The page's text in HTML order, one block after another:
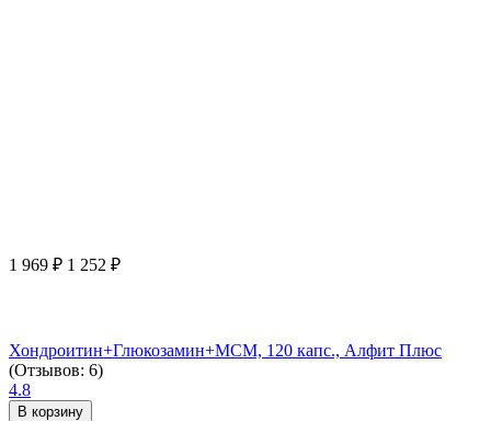
1 969 ₽ 1 252 ₽
Хондроитин+Глюкозамин+МСМ, 120 капс., Алфит Плюс
(Отзывов: 6)
4.8
В корзину